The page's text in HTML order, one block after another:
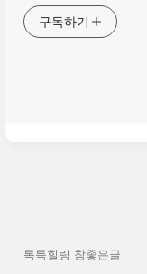
구독하기
톡톡힐링 참좋은글